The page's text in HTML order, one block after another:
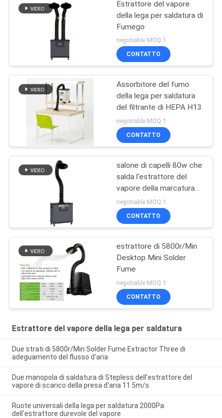
Estrattore del vapore
della lega per saldatura di
Fumego
negotiable MOQ:1
CONTATTO
Assorbitore del fumo
della lega per saldatura
del filtrante di HEPA H13
negotiable MOQ:1
CONTATTO
salone di capelli 80w che
salda l'estrattore del
vapore della marcatura
del laser
negotiable MOQ:1
CONTATTO
estrattore di 5800r/Min
Desktop Mini Solder
Fume
negotiable MOQ:1
CONTATTO
Estrattore del vapore della lega per saldatura
Due strati di 5800r/Min Solder Fume Extractor Three di
adeguamento del flusso d'aria
Due manopola di saldatura di Stepless dell'estrattore del
vapore di scarico della presa d'aria 11.5m/s
Ruote universali della lega per saldatura 2000Pa
dell'estrattore durevole del vapore